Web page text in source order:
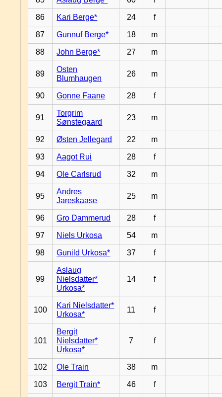
86 Kari Berge* 24 f
87 Gunnuf Berge* 18 m
88 John Berge* 27 m
89
Osten
Blumhaugen
26 m
90 Gonne Faane 28 f
91
Torgrim
Sønstegaard
23 m
92 Østen Jellegard 22 m
93 Aagot Rui 28 f
94 Ole Carlsrud 32 m
95
Andres
Jareskaase
25 m
96 Gro Dammerud 28 f
97 Niels Urkosa 54 m
98 Gunild Urkosa* 37 f
99
Aslaug
Nielsdatter*
Urkosa*
14 f
100
Kari Nielsdatter*
Urkosa*
11 f
101
Bergit
Nielsdatter*
Urkosa*
7 f
102 Ole Train 38 m
103 Bergit Train* 46 f